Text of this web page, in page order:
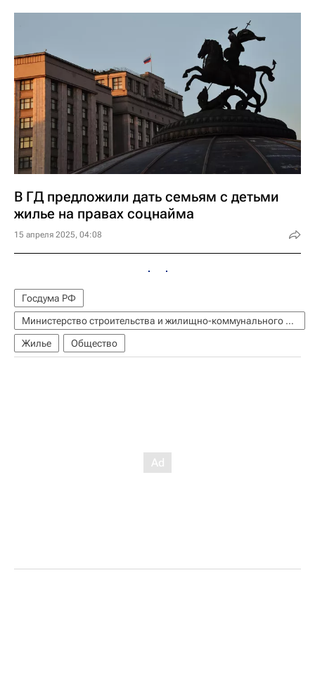
В ГД предложили дать семьям с детьми
жилье на правах соцнайма
15 апреля 2025, 04:08
Госдума РФ
Министерство строительства и жилищно-коммунального хозяйства РФ (Минстрой России)
Жилье
Общество